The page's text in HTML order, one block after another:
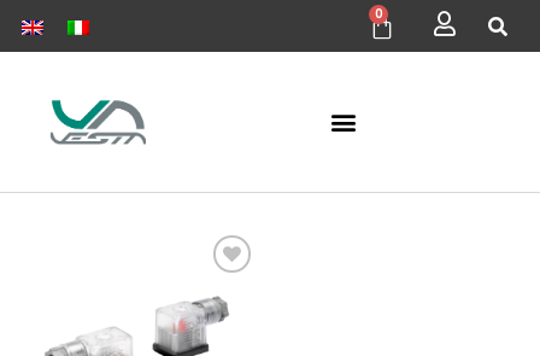
0
alla lista
dei
desideri